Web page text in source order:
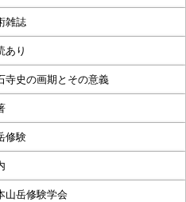
雑誌
あり
寺史の画期とその意義
修験
山岳修験学会